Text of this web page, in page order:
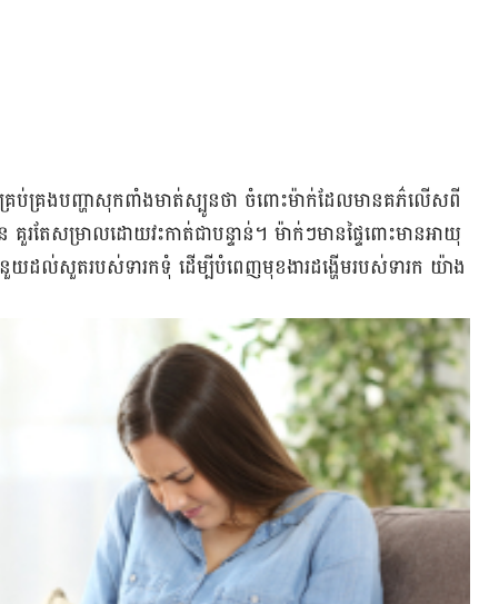
រប់​គ្រង​បញ្ហា​សុក​ពាំង​មាត់​ស្បូន​ថា ចំពោះ​ម៉ាក់​ដែល​មាន​គភ៌​លើស​ពី
តែ​​សម្រាល​ដោយ​វះកាត់​ជា​បន្ទាន់។ ម៉ាក់​ៗ​មាន​ផ្ទៃពោះ​មាន​អាយុ​
នួយ​ដល់​សួត​របស់​ទារក​ទុំ ដើម្បី​បំពេញ​មុខងារ​ដង្ហើម​របស់​ទារក យ៉ាង​